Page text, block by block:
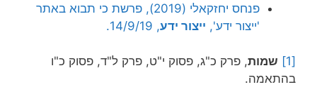
פנחס יחזקאלי (2019), פרשת כי תבוא באתר
'ייצור ידע', ייצור ידע, 14/9/19.
[1] שמות, פרק כ"ג, פסוק י"ט, פרק ל"ד, פסוק כ"ו
בהתאמה.